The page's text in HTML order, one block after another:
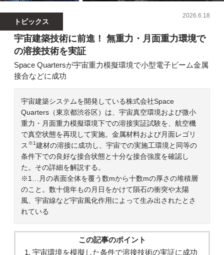
トピックス
2026.6.18
宇宙建築技術に前進！ 無重力・月面重力環境で
の溶接技術を実証
Space Quartersが宇宙重力模擬環境で小型電子ビーム金属
接合などに成功
宇宙建築システムを開発している株式会社Space
Quarters（東京都渋谷区）は、宇宙真空環境および微小
重力・月面重力模擬環境下での溶接実証試験を、航空機
で真空状態を再現して実施。金属材料および月面レゴリ
ス ※1建材の溶接に成功し、宇宙での実施工環境と同等の
条件下での良好な接合状態と十分な接合強度を確認し
た。その詳細を解説する。
※1…月の表面全体を覆う数mから十数mの厚さの堆積層
のこと。数十億年もの月日をかけて隕石の衝突や太陽
風、宇宙線など宇宙風化作用によって生み出されたとさ
れている
この記事のポイント
宇宙環境を模擬した条件で溶接技術の実証に成功